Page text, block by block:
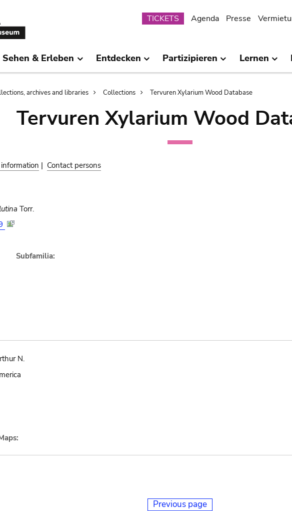
Submenu
TICKETS Agenda Presse
Sehen & Erleben Entdecken Partizipieren Lernen
archives and libraries Collections Tervuren Xylarium Wood Database
Tervuren Xylarium Wood
| Contact persons
Torr.
Subfamilia:
N.
Previous page